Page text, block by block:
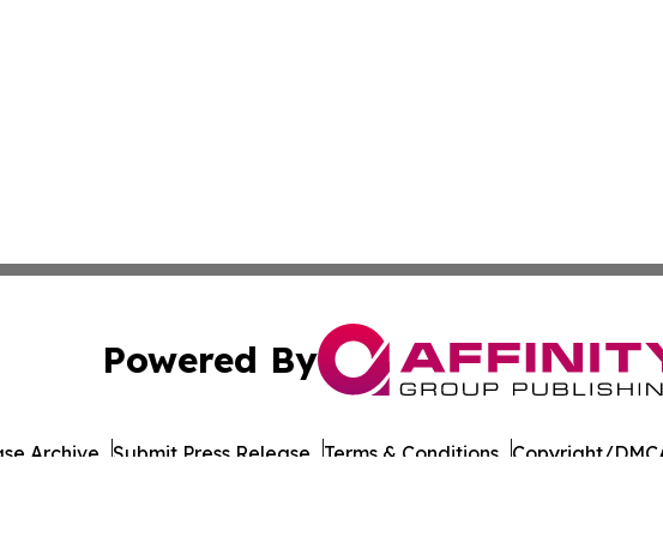
Powered By
Archive Submit Press Release Terms & Conditions Copyright/